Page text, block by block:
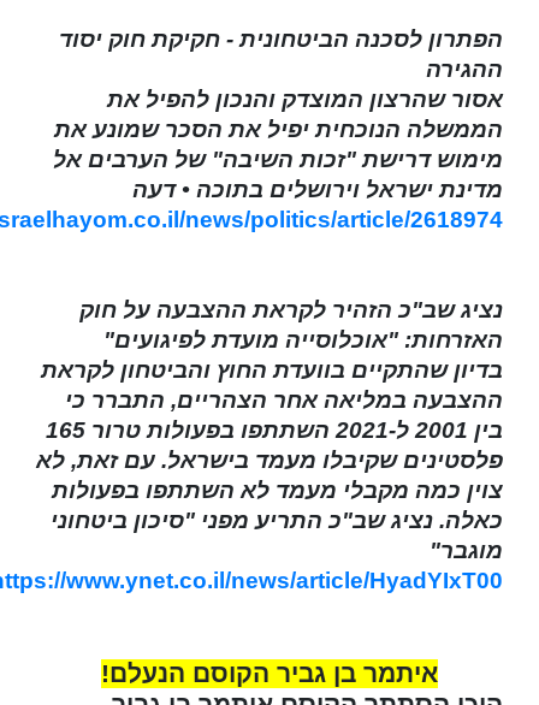
הפתרון לסכנה הביטחונית - חקיקת חוק יסוד
ההגירה
אסור שהרצון המוצדק והנכון להפיל את
הממשלה הנוכחית יפיל את הסכר שמונע את
מימוש דרישת "זכות השיבה" של הערבים אל
מדינת ישראל וירושלים בתוכה • דעה
news/politics/article/2618974
נציג שב"כ הזהיר לקראת ההצבעה על חוק
האזרחות: "אוכלוסייה מועדת לפיגועים"
בדיון שהתקיים בוועדת החוץ והביטחון לקראת
ההצבעה במליאה אחר הצהריים, התברר כי
בין 2001 ל-2021 השתתפו בפעולות טרור 165
פלסטינים שקיבלו מעמד בישראל. עם זאת, לא
צוין כמה מקבלי מעמד לא השתתפו בפעולות
כאלה. נציג שב"כ התריע מפני "סיכון ביטחוני
מוגבר"
www.ynet.co.il/news/article/HyadYIxT00
איתמר בן גביר הקוסם הנעלם!